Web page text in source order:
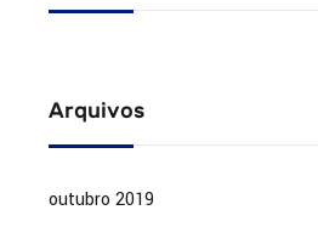
Arquivos
outubro 2019